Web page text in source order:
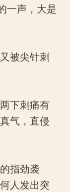
一声，大是
被尖针刺
下刺痛有
气，直侵
指劲袭
人发出突